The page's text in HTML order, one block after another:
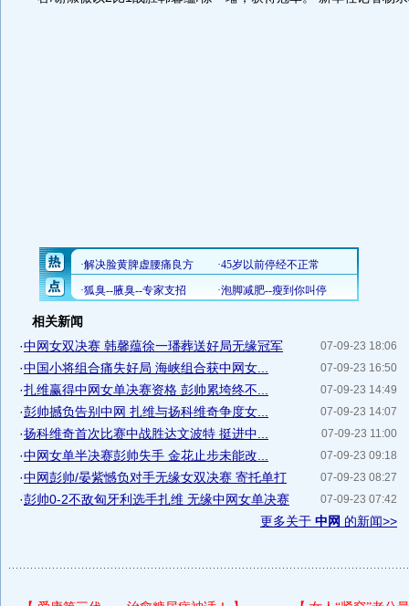
相关新闻
07-09-23 18:06
·中网女双决赛 韩馨蕴徐一璠葬送好局无缘冠军
07-09-23 16:50
·中国小将组合痛失好局 海峡组合获中网女...
07-09-23 14:49
·扎维赢得中网女单决赛资格 彭帅累垮终不...
07-09-23 14:07
·彭帅撼负告别中网 扎维与扬科维奇争度女...
07-09-23 11:00
·扬科维奇首次比赛中战胜达文波特 挺进中...
07-09-23 09:18
·中网女单半决赛彭帅失手 金花止步未能改...
07-09-23 08:27
·中网彭帅/晏紫憾负对手无缘女双决赛 寄托单打
07-09-23 07:42
·彭帅0-2不敌匈牙利选手扎维 无缘中网女单决赛
更多关于 中网 的新闻>>